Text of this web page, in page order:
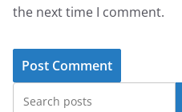
the next time I comment.